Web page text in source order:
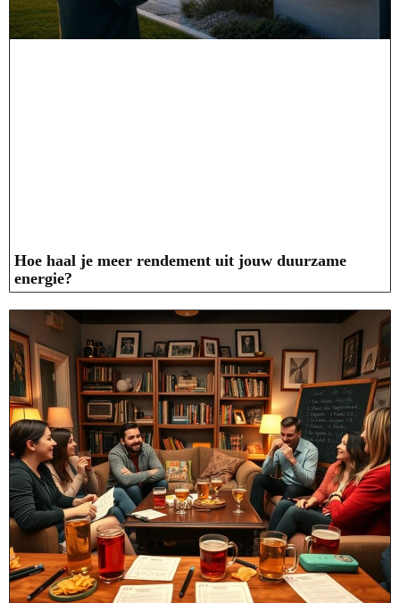
Hoe haal je meer rendement uit jouw duurzame
energie?